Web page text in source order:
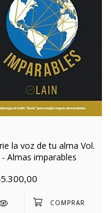
la voz de tu alma Vol.
- Almas imparables